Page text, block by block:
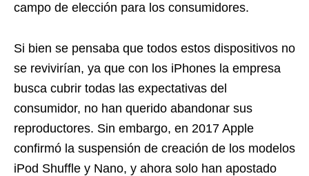
campo de elección para los consumidores.
Si bien se pensaba que todos estos dispositivos no
se revivirían, ya que con los iPhones la empresa
busca cubrir todas las expectativas del
consumidor, no han querido abandonar sus
reproductores. Sin embargo, en 2017 Apple
confirmó la suspensión de creación de los modelos
iPod Shuffle y Nano, y ahora solo han apostado